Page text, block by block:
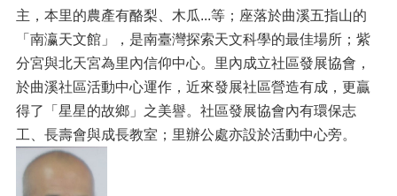
主，本里的農產有酪梨、木瓜...等；座落於曲溪五指山的
「南瀛天文館」，是南臺灣探索天文科學的最佳場所；紫
分宮與北天宮為里內信仰中心。里內成立社區發展協會，
於曲溪社區活動中心運作，近來發展社區營造有成，更贏
得了「星星的故鄉」之美譽。社區發展協會內有環保志
工、長壽會與成長教室；里辦公處亦設於活動中心旁。